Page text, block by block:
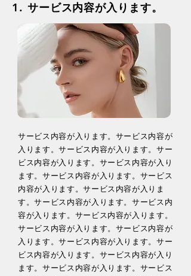
1. サービス内容が入ります。
​​サービス内容が入ります。​サービス内容が
入ります。​サービス内容が入ります。​サー
ビス内容が入ります。​サービス内容が入り
ます。​サービス内容が入ります。​サービス
内容が入ります。​サービス内容が入りま
す。​サービス内容が入ります。​サービス内
容が入ります。​サービス内容が入ります。​
サービス内容が入ります。​サービス内容が
入ります。​サービス内容が入ります。​サー
ビス内容が入ります。​サービス内容が入り
ます。​サービス内容が入ります。​サービス